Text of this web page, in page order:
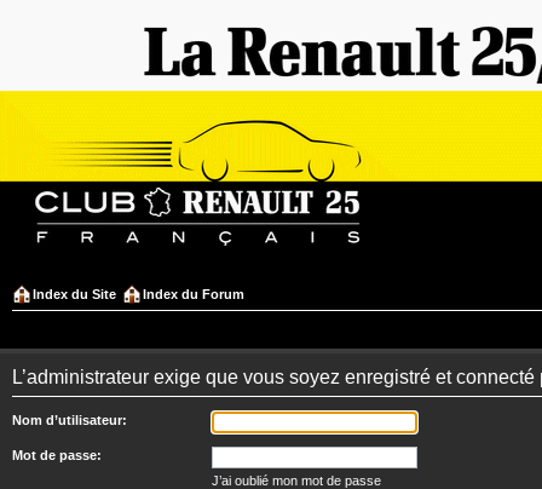
Index du Site Index du Forum
L’administrateur exige que vous soyez enregistré et
Nom d’utilisateur:
Mot de passe:
J’ai oublié mon mot de passe